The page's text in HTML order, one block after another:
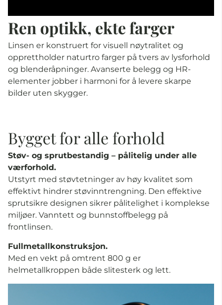
Ren optikk, ekte farger
Linsen er konstruert for visuell nøytralitet og
opprettholder naturtro farger på tvers av lysforhold
og blenderåpninger. Avanserte belegg og HR-
elementer jobber i harmoni for å levere skarpe
bilder uten skygger.
Bygget for alle forhold
Støv- og sprutbestandig – pålitelig under alle
værforhold.
Utstyrt med støvtetninger av høy kvalitet som
effektivt hindrer støvinntrengning. Den effektive
sprutsikre designen sikrer pålitelighet i komplekse
miljøer. Vanntett og bunnstoffbelegg på
frontlinsen.
Fullmetallkonstruksjon.
Med en vekt på omtrent 800 g er
helmetallkroppen både slitesterk og lett.